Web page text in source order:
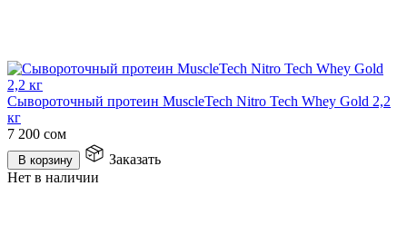
Сывороточный протеин MuscleTech Nitro Tech Whey Gold 2,2
кг
7 200 сом
В корзину
Заказать
Нет в наличии